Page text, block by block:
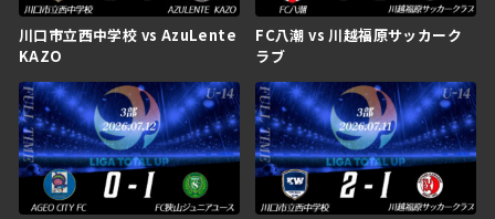
川口市立西中学校 vs AzuLente
KAZO
FC八潮 vs 川越福原サッカーク
ラブ